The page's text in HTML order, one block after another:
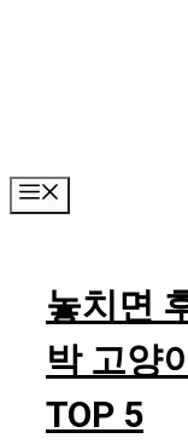
놓치면
박 고양
TOP 5